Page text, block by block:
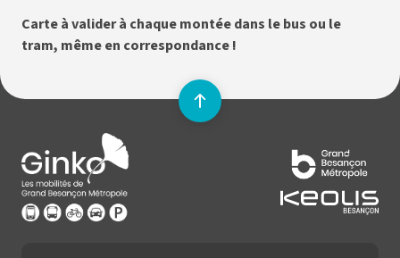
Carte à valider à chaque montée dans le bus ou le
tram, même en correspondance !
Remonter
vers